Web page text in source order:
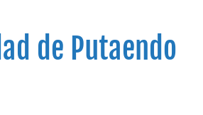
de Putaendo